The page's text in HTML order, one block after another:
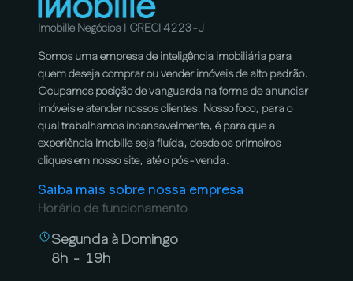
Imobille Negócios | CRECI 4223-J
Somos uma empresa de inteligência imobiliária para
quem deseja comprar ou vender imóveis de alto padrão.
Ocupamos posição de vanguarda na forma de anunciar
imóveis e atender nossos clientes. Nosso foco, para o
qual trabalhamos incansavelmente, é para que a
experiência Imobille seja fluída, desde os primeiros
cliques em nosso site, até o pós-venda.
Saiba mais sobre nossa empresa
Horário de funcionamento
Segunda à Domingo
8h - 19h